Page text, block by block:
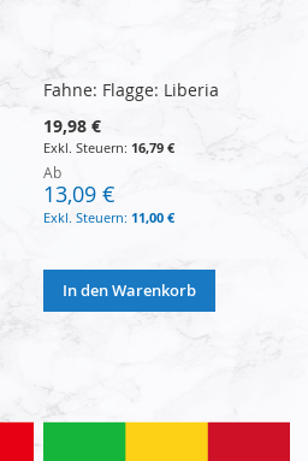
Fahne: Flagge: Liberia
19,98 €
16,79 €
Ab
13,09 €
11,00 €
In den Warenkorb